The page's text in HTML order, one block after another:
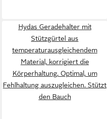
Hydas Geradehalter mit
Stützgürtel aus
temperaturausgleichendem
Material, korrigiert die
Körperhaltung, Optimal, um
Fehlhaltung auszugleichen. Stützt
den Bauch